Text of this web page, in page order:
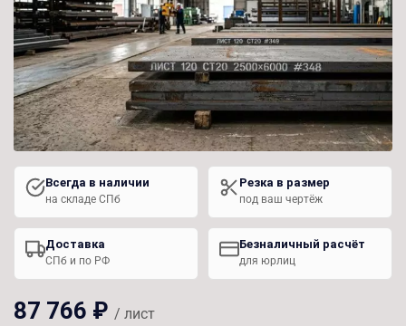
Всегда в наличии
на складе СПб
Резка в размер
под ваш чертёж
Доставка
СПб и по РФ
Безналичный расчёт
для юрлиц
87 766 ₽ / лист